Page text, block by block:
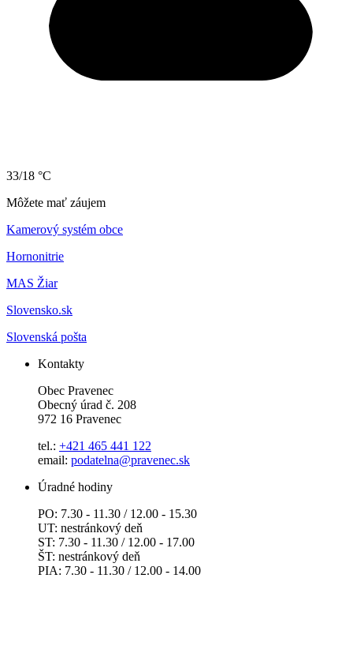
33/18 °C
Môžete mať záujem
Kamerový systém obce
Hornonitrie
MAS Žiar
Slovensko.sk
Slovenská pošta
Kontakty
Obec Pravenec
Obecný úrad č. 208
972 16 Pravenec
tel.: +421 465 441 122
email: podatelna@pravenec.sk
Úradné hodiny
PO: 7.30 - 11.30 / 12.00 - 15.30
UT: nestránkový deň
ST: 7.30 - 11.30 / 12.00 - 17.00
ŠT: nestránkový deň
PIA: 7.30 - 11.30 / 12.00 - 14.00